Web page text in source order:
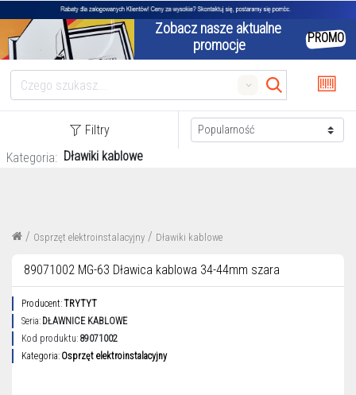
Zobacz nasze aktualne
promocje
PROMO
Filtry
Kategoria: Dławiki kablowe
Dławiki kablowe
/
Osprzęt elektroinstalacyjny
/
89071002 MG-63 Dławica kablowa 34-44mm szara
Producent:TRYTYT
Seria: DŁAWNICE KABLOWE
Kod produktu: 89071002
Kategoria: Osprzęt elektroinstalacyjny